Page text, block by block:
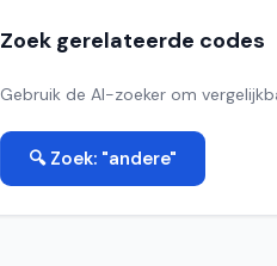
Zoek gerelateerde codes
Gebruik de AI-zoeker om
🔍 Zoek: "andere"